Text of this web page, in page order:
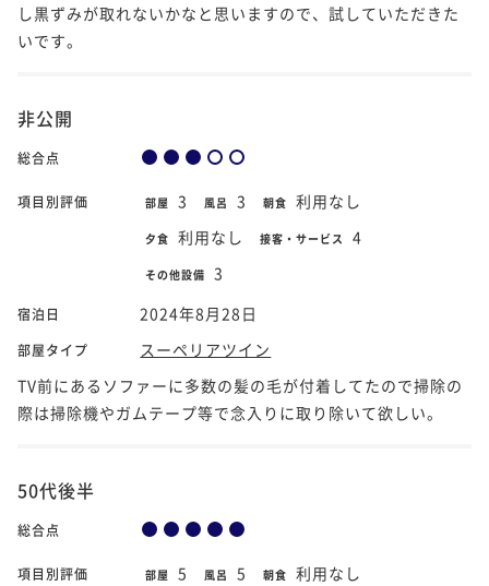
し黒ずみが取れないかなと思いますので、試していただきた
いです。
非公開
総合点
項目別評価 部屋 3 風呂 3 朝食 利用なし
夕食 利用なし 接客・サービス 4
その他設備 3
宿泊日 2024年8月28日
部屋タイプ
スーペリアツイン
TV前にあるソファーに多数の髪の毛が付着してたので掃除の
際は掃除機やガムテープ等で念入りに取り除いて欲しい。
50代後半
総合点
項目別評価 部屋 5 風呂 5 朝食 利用なし